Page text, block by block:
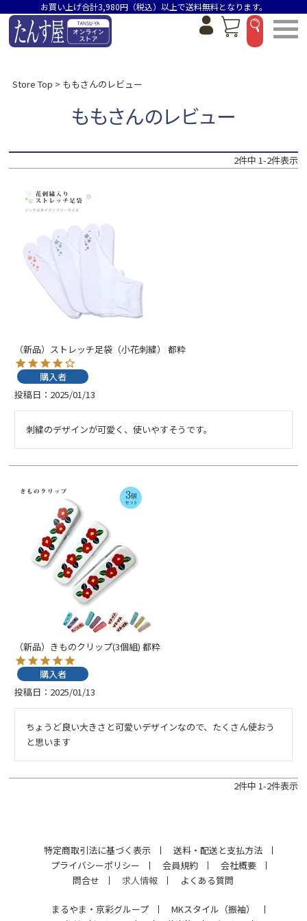
お買い上げ合計3,980円（税込）以上で送料無料となります。
Store Top ももさんのレビュー
ももさんのレビュー
2件中 1-2件表示
（新品）ストレッチ足袋（小花刺繍） 都粋
購入者
投稿日
2025/01/13
刺繍のデザインが可愛く、使いやすそうです。
（新品）きものクリップ(3個組) 都粋
購入者
投稿日
2025/01/13
ちょうど良い大きさと可愛いデザインなので、たくさん使おう
と思います
2件中 1-2件表示
特定商取引法に基づく表示
送料・配送と支払方法
プライバシーポリシー
会員規約
会社概要
問合せ
求人情報 よくある質問
まるやま・京彩グループ
MKスタイル（振袖）